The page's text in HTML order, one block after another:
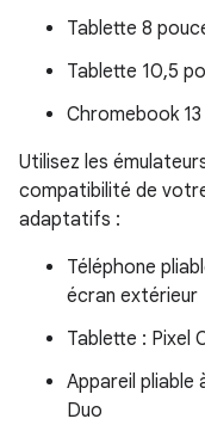
Tablette 8
Tablette 10,5
Chromebook
Utilisez les
compatibilité de
adaptatifs :
Téléphone
écran extérieur
Tablette : Pixel
Appareil pliable
Duo